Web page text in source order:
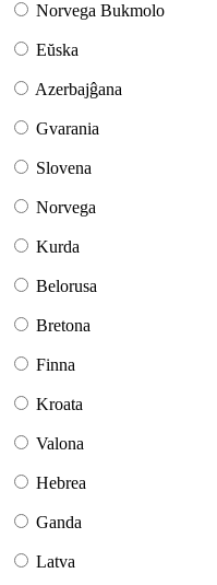
Norvega Bukmolo
Eŭska
Azerbajĝana
Gvarania
Slovena
Norvega
Kurda
Belorusa
Bretona
Finna
Kroata
Valona
Hebrea
Ganda
Latva